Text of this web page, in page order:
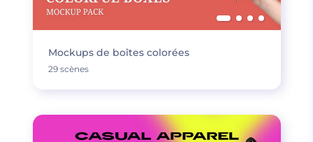
Mockups de boîtes colorées
29 scènes